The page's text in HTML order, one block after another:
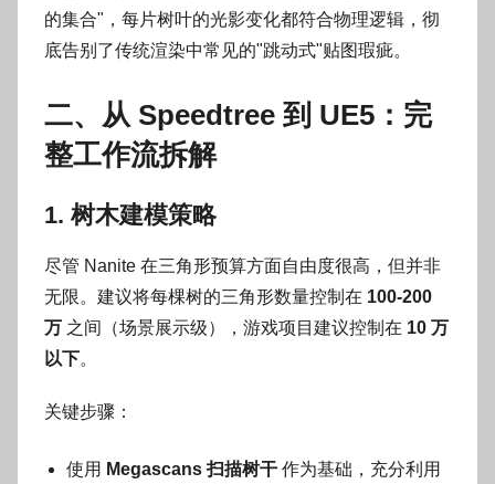
的集合"，每片树叶的光影变化都符合物理逻辑，彻
底告别了传统渲染中常见的"跳动式"贴图瑕疵。
二、从 Speedtree 到 UE5：完
整工作流拆解
1. 树木建模策略
尽管 Nanite 在三角形预算方面自由度很高，但并非
无限。建议将每棵树的三角形数量控制在 100-200
万 之间（场景展示级），游戏项目建议控制在 10 万
以下。
关键步骤：
使用 Megascans 扫描树干 作为基础，充分利用